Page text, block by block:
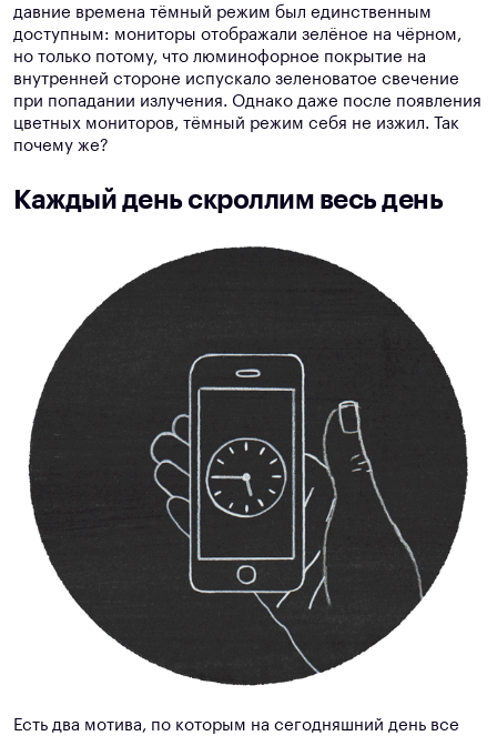
давние времена тёмный режим был единственным
доступным: мониторы отображали зелёное на чёрном,
но только потому, что люминофорное покрытие на
внутренней стороне испускало зеленоватое свечение
при попадании излучения. Однако даже после появления
цветных мониторов, тёмный режим себя не изжил. Так
почему же?
Каждый день скроллим весь день
Есть два мотива, по которым на сегодняшний день все